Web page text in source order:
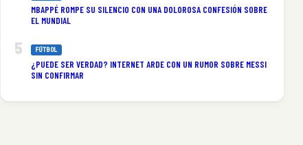
MBAPPÉ ROMPE SU SILENCIO CON UNA DOLOROSA CONFESIÓN SOBRE
EL MUNDIAL
FÚTBOL
¿PUEDE SER VERDAD? INTERNET ARDE CON UN RUMOR SOBRE MESSI
SIN CONFIRMAR